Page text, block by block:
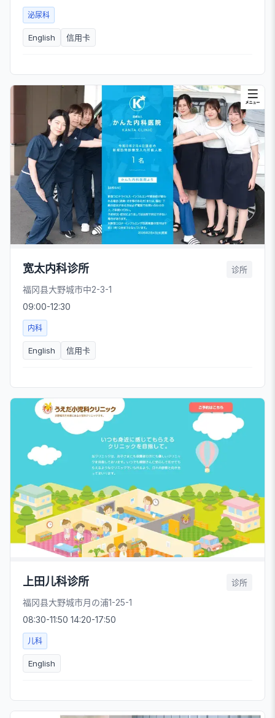
泌尿科
English 信用卡
宽太内科诊所 诊所
福冈县大野城市中2-3-1
09:00-12:30
内科
English 信用卡
上田儿科诊所 诊所
福冈县大野城市月の浦1-25-1
08:30-11:50 14:20-17:50
儿科
English